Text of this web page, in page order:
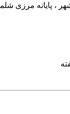
، پایانه مرزی